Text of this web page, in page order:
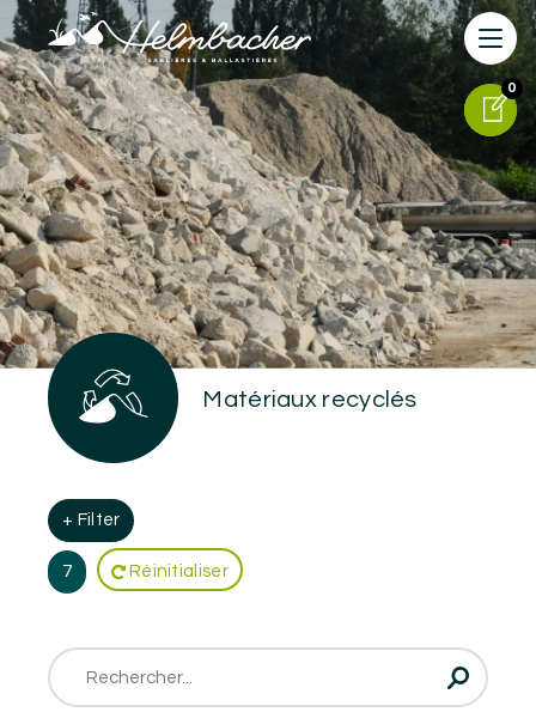
0
0
Matériaux recyclés
+ Filter
7 Réinitialiser